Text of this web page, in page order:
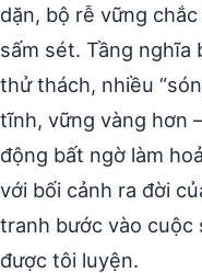
dặn, bộ rễ vững
sấm sét. Tầng nghĩa
thử thách, nhiều
tĩnh, vững vàng hơn
động bất ngờ làm
với bối cảnh ra đời
tranh bước vào cuộc
được tôi luyện.